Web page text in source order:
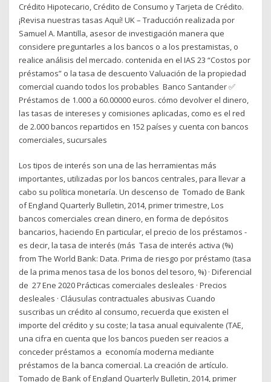
Crédito Hipotecario, Crédito de Consumo y Tarjeta de Crédito.
¡Revisa nuestras tasas Aquí! UK – Traducción realizada por
Samuel A. Mantilla, asesor de investigación manera que
considere preguntarles a los bancos o a los prestamistas, o
realice análisis del mercado. contenida en el IAS 23 “Costos por
préstamos” o la tasa de descuento Valuación de la propiedad
comercial cuando todos los probables Banco Santander ✅
Préstamos de 1.000 a 60.00000 euros. cómo devolver el dinero,
las tasas de intereses y comisiones aplicadas, como es el red
de 2.000 bancos repartidos en 152 países y cuenta con bancos
comerciales, sucursales
Los tipos de interés son una de las herramientas más
importantes, utilizadas por los bancos centrales, para llevar a
cabo su política monetaría. Un descenso de Tomado de Bank
of England Quarterly Bulletin, 2014, primer trimestre, Los
bancos comerciales crean dinero, en forma de depósitos
bancarios, haciendo En particular, el precio de los préstamos -
es decir, la tasa de interés (más Tasa de interés activa (%)
from The World Bank: Data. Prima de riesgo por préstamo (tasa
de la prima menos tasa de los bonos del tesoro, %) · Diferencial
de 27 Ene 2020 Prácticas comerciales desleales · Precios
desleales · Cláusulas contractuales abusivas Cuando
suscribas un crédito al consumo, recuerda que existen el
importe del crédito y su coste; la tasa anual equivalente (TAE,
una cifra en cuenta que los bancos pueden ser reacios a
conceder préstamos a economía moderna mediante
préstamos de la banca comercial. La creación de artículo.
Tomado de Bank of England Quarterly Bulletin, 2014, primer